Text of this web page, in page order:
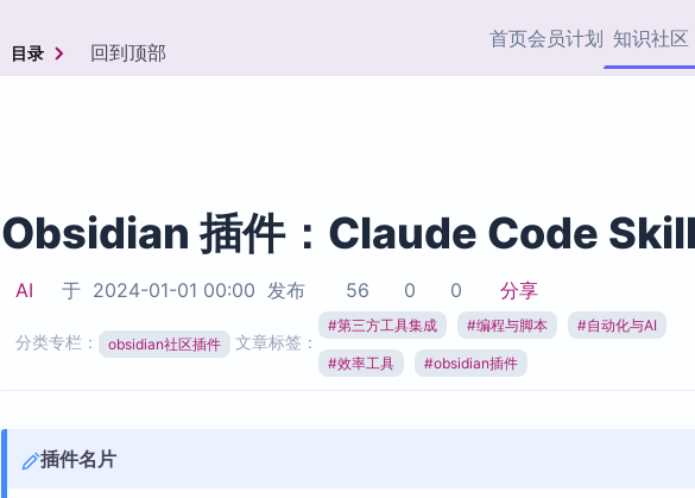
首页会员计划 知识社区
协作者
热门链接Top5
加速访问 Obsidian 官方
市场
Zotero 插件
目录 回到顶部
Obsidian 插件：Claude Code
AI 于 2024-01-01 00:00 发布 56 0 0 分享
分类专栏： obsidian社区插件 文章标签：
#第三方工具集成 #编程与脚本 #自动化与AI
#效率工具 #obsidian插件
插件名片